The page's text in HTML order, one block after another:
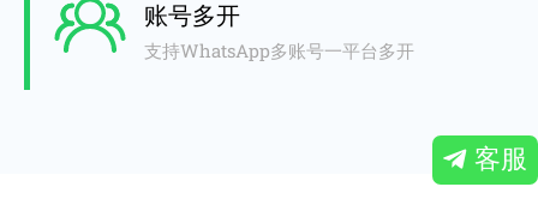
客服
账号多开
支持WhatsApp多账号一平台多开